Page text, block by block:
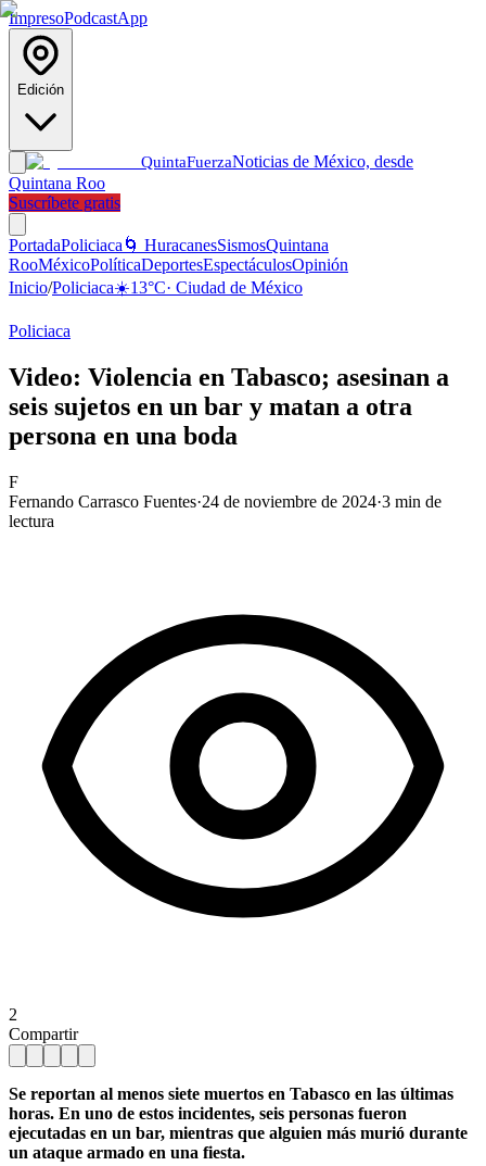
ImpresoPodcastApp
Edición
QuintaFuerzaNoticias de México, desde
Quintana Roo
Suscríbete gratis
PortadaPoliciaca 🌀 HuracanesSismosQuintana
RooMéxicoPolíticaDeportesEspectáculosOpinión
Inicio/Policiaca☀️13°C· Ciudad de México
Policiaca
Video: Violencia en Tabasco; asesinan a
seis sujetos en un bar y matan a otra
persona en una boda
F
Fernando Carrasco Fuentes·24 de noviembre de 2024·3 min de
lectura
2
Compartir
Se reportan al menos siete muertos en Tabasco en las últimas
horas. En uno de estos incidentes, seis personas fueron
ejecutadas en un bar, mientras que alguien más murió durante
un ataque armado en una fiesta.